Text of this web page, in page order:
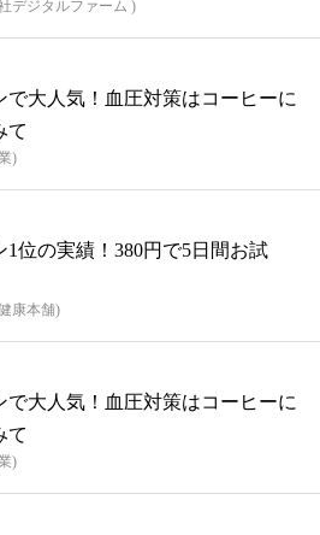
デジタルファーム )
で大人気！血圧対策はコーヒーに
て
)
1位の実績！380円で5日間お試
康本舗)
で大人気！血圧対策はコーヒーに
て
)